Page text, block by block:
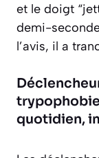
et le doigt
demi-
l’avis, il a
quotidien,